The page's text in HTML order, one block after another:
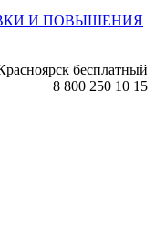
И ПОВЫШЕНИЯ
бесплатный
8 800 250 10 15